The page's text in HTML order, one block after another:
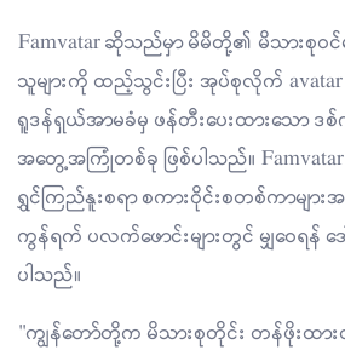
Famvatar ဆိုသည်မှာ မိမိတို့၏ မိသားစုဝင်မ
သူများကို ထည့်သွင်းပြီး အုပ်စုလိုက်
ရူဒန်ရှယ်အာမခံမှ ဖန်တီးပေးထားသော ဒ
အတွေ့အကြုံတစ်ခု ဖြစ်ပါသည်။ Famvatar
ရွှင်ကြည်နူးစရာ စကားဝိုင်းစတစ်ကာများ
ကွန်ရက် ပလက်ဖောင်းများတွင် မျှဝေရန်
ပါသည်။
"ကျွန်တော်တို့က မိသားစုတိုင်း တန်ဖိုးထ